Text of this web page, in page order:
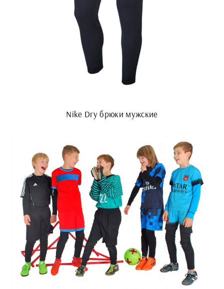
Nike Dry брюки мужские